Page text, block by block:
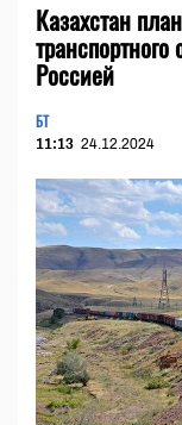
Казахстан
Россией
БТ
11:13 24.12.2024